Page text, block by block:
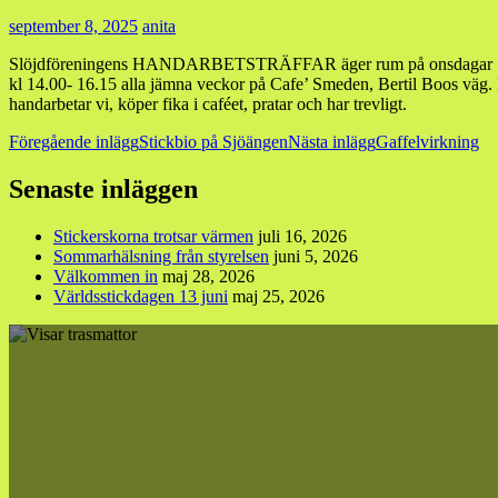
september 8, 2025 anita
Slöjdföreningens HANDARBETSTRÄFFAR äger rum på onsdagar
kl 14.00- 16.15 alla jämna veckor på Cafe’ Smeden, Bertil Boos väg.
handarbetar vi, köper fika i caféet, pratar och har trevligt.
Inläggsnavigering
Föregående inläggStickbio på SjöängenNästa inläggGaffelvirkning
Senaste inläggen
Stickerskorna trotsar värmen juli 16, 2026
Sommarhälsning från styrelsen juni 5, 2026
Välkommen in maj 28, 2026
Världsstickdagen 13 juni maj 25, 2026